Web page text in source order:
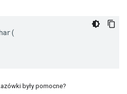
były pomocne?